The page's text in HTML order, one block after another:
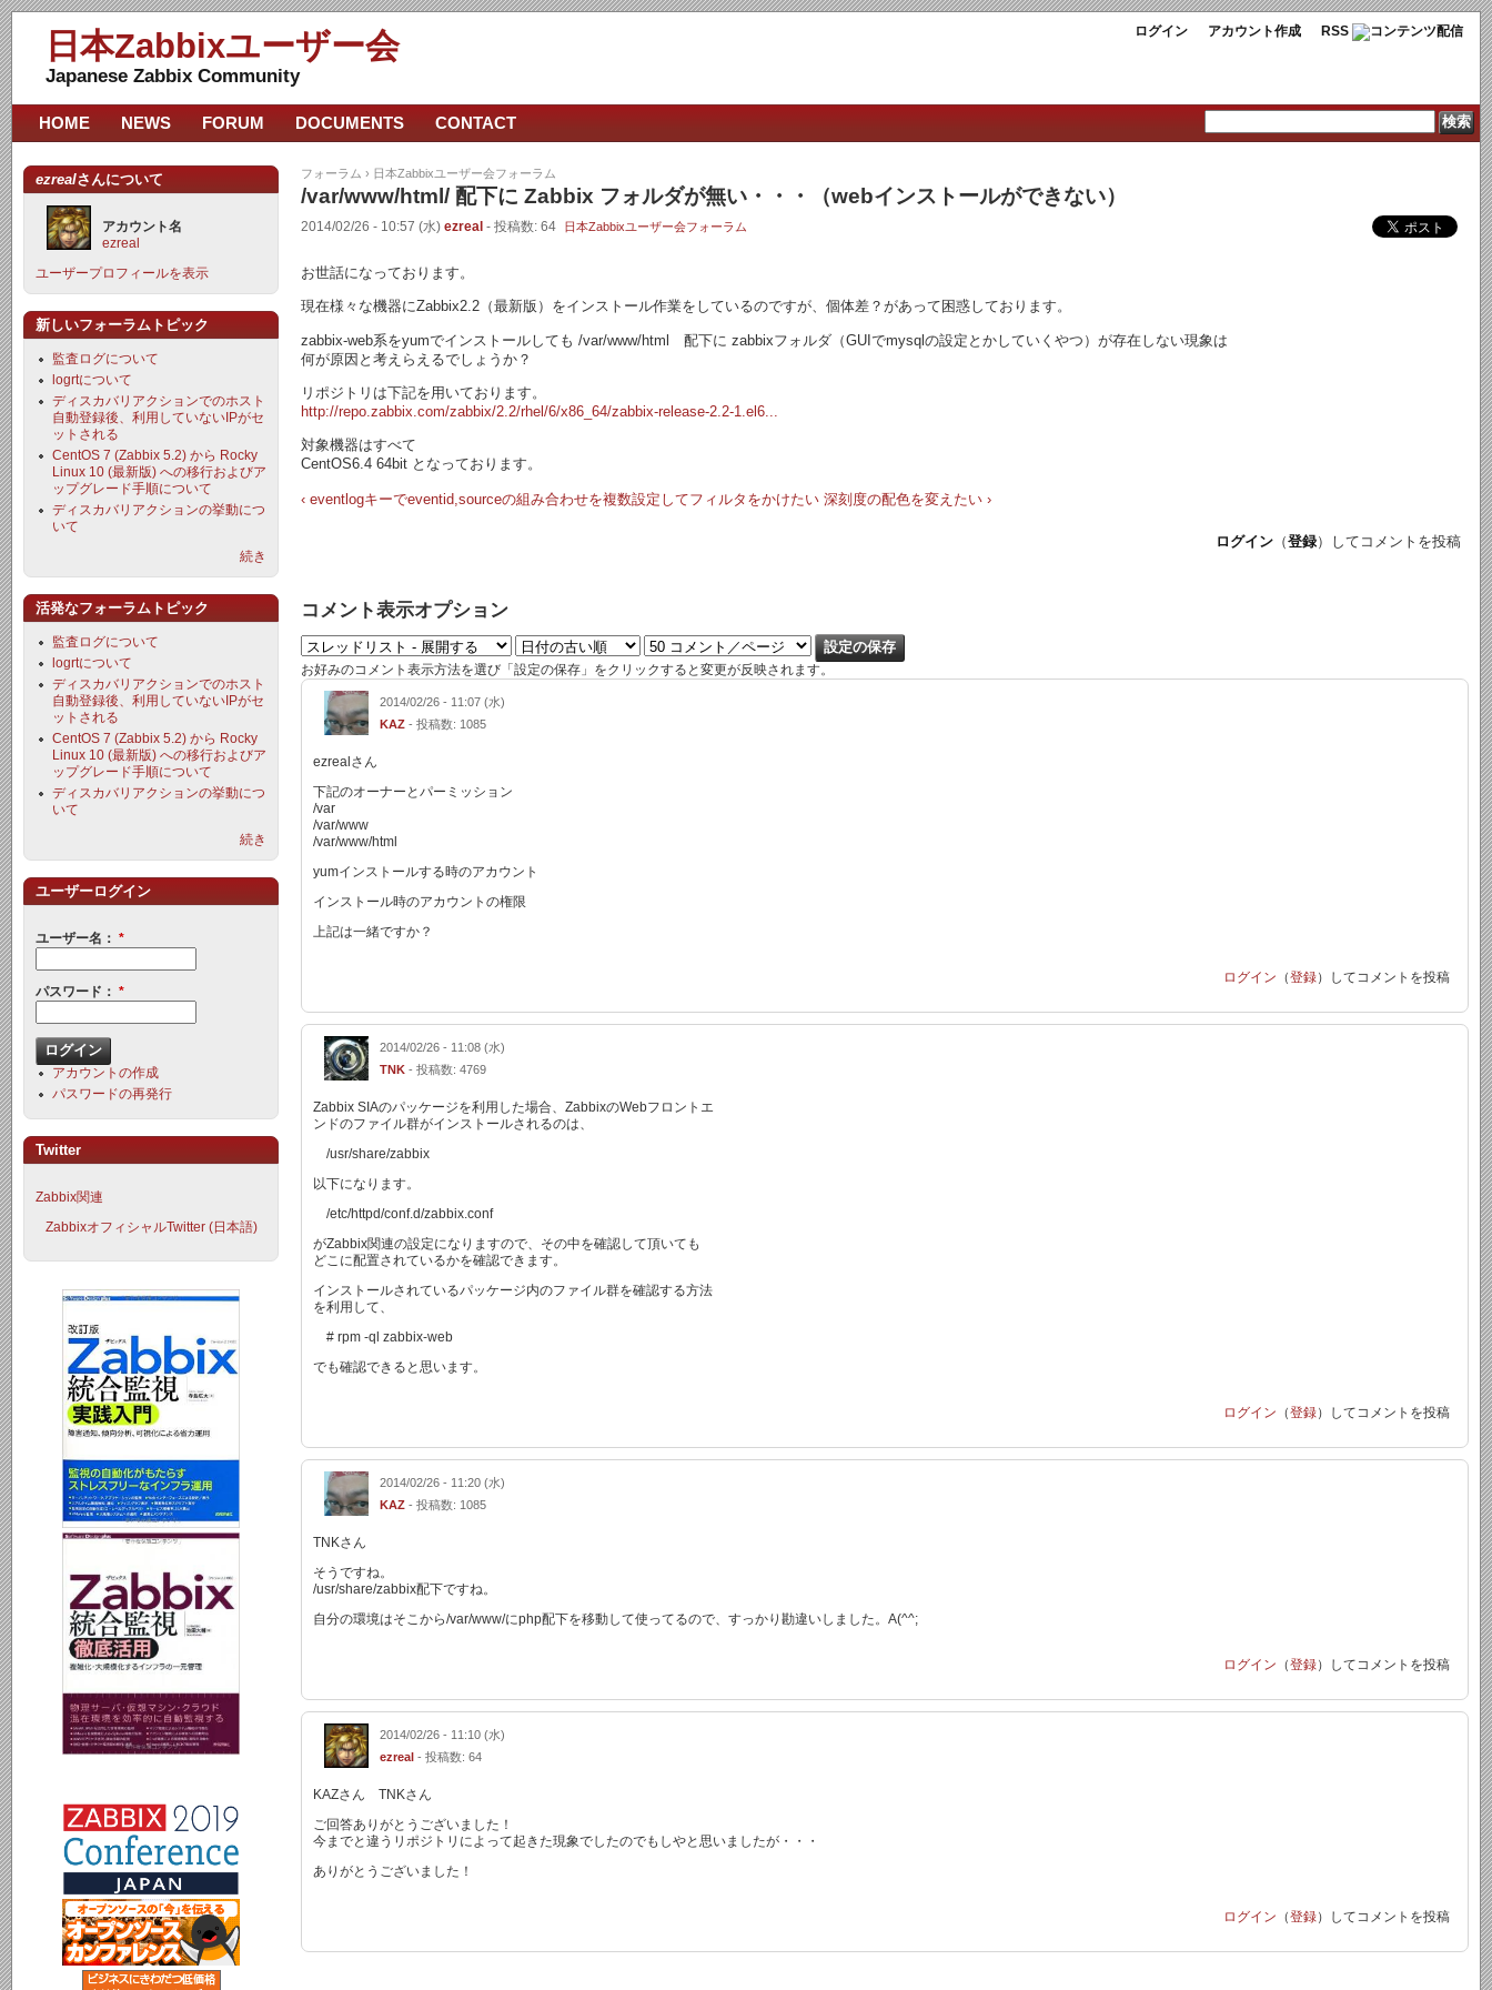
ログイン アカウント作成 RSS
日本Zabbixユーザー会
Japanese Zabbix Community
フォーラム › 日本Zabbixユーザー会フォーラム
/var/www/html/ 配下に Zabbix フォルダが無い・・・（webインストールができない）
2014/02/26 - 10:57 (水) ezreal - 投稿数: 64 日本Zabbixユーザー会フォーラム
お世話になっております。
現在様々な機器にZabbix2.2（最新版）をインストール作業をしているのですが、個体差？があって困惑しております。
zabbix-web系をyumでインストールしても /var/www/html 配下に zabbixフォルダ（GUIでmysqlの設定とかしていくやつ）が存在しない現象は
何が原因と考えらえるでしょうか？
リポジトリは下記を用いております。
http://repo.zabbix.com/zabbix/2.2/rhel/6/x86_64/zabbix-release-2.2-1.el6...
対象機器はすべて
CentOS6.4 64bit となっております。
‹ eventlogキーでeventid,sourceの組み合わせを複数設定してフィルタをかけたい 深刻度の配色を変えたい ›
ログイン （登録）してコメントを投稿
コメント表示オプション
お好みのコメント表示方法を選び「設定の保存」をクリックすると変更が反映されます。
2014/02/26 - 11:07 (水)
KAZ - 投稿数: 1085
ezrealさん
下記のオーナーとパーミッション
/var
/var/www
/var/www/html
yumインストールする時のアカウント
インストール時のアカウントの権限
上記は一緒ですか？
ログイン （登録）してコメントを投稿
2014/02/26 - 11:08 (水)
TNK - 投稿数: 4769
Zabbix SIAのパッケージを利用した場合、ZabbixのWebフロントエ
ンドのファイル群がインストールされるのは、
/usr/share/zabbix
以下になります。
/etc/httpd/conf.d/zabbix.conf
がZabbix関連の設定になりますので、その中を確認して頂いても
どこに配置されているかを確認できます。
インストールされているパッケージ内のファイル群を確認する方法
を利用して、
# rpm -ql zabbix-web
でも確認できると思います。
ログイン （登録）してコメントを投稿
2014/02/26 - 11:20 (水)
KAZ - 投稿数: 1085
TNKさん
そうですね。
/usr/share/zabbix配下ですね。
自分の環境はそこから/var/www/にphp配下を移動して使ってるので、すっかり勘違いしました。A(^^;
ログイン （登録）してコメントを投稿
2014/02/26 - 11:10 (水)
ezreal - 投稿数: 64
KAZさん TNKさん
ご回答ありがとうございました！
今までと違うリポジトリによって起きた現象でしたのでもしやと思いましたが・・・
ありがとうございました！
ログイン （登録）してコメントを投稿
HOME NEWS FORUM DOCUMENTS CONTACT
ezrealさんについて
アカウント名
ezreal
ユーザープロフィールを表示
新しいフォーラムトピック
監査ログについて
logrtについて
ディスカバリアクションでのホスト
自動登録後、利用していないIPがセ
ットされる
CentOS 7 (Zabbix 5.2) から Rocky
Linux 10 (最新版) への移行およびア
ップグレード手順について
ディスカバリアクションの挙動につ
いて
続き
活発なフォーラムトピック
監査ログについて
logrtについて
ディスカバリアクションでのホスト
自動登録後、利用していないIPがセ
ットされる
CentOS 7 (Zabbix 5.2) から Rocky
Linux 10 (最新版) への移行およびア
ップグレード手順について
ディスカバリアクションの挙動につ
いて
続き
ユーザーログイン
ユーザー名： *
パスワード： *
アカウントの作成
パスワードの再発行
Twitter
Zabbix関連
ZabbixオフィシャルTwitter (日本語)